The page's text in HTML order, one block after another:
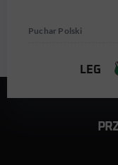
Puchar Polski
LEG